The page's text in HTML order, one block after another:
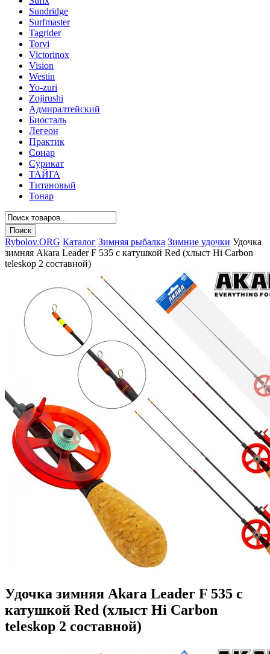
Sundridge
Surfmaster
Tagrider
Torvi
Victorinox
Vision
Westin
Yo-zuri
Zojirushi
Адмиралтейский
Биосталь
Легеон
Практик
Сонар
Сурикат
ТАЙГА
Титановый
Тонар
Rybolov.ORG Каталог Зимняя рыбалка Зимние удочки Удочка
зимняя Akara Leader F 535 с катушкой Red (хлыст Hi Carbon
teleskop 2 составной)
Удочка зимняя Akara Leader F 535 с
катушкой Red (хлыст Hi Carbon
teleskop 2 составной)